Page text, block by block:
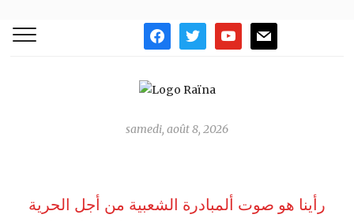
facebooktwitter youtubemail
samedi, août 8, 2026
رأينا هو صوت ألمبادرة الشعبية من أجل الحرية